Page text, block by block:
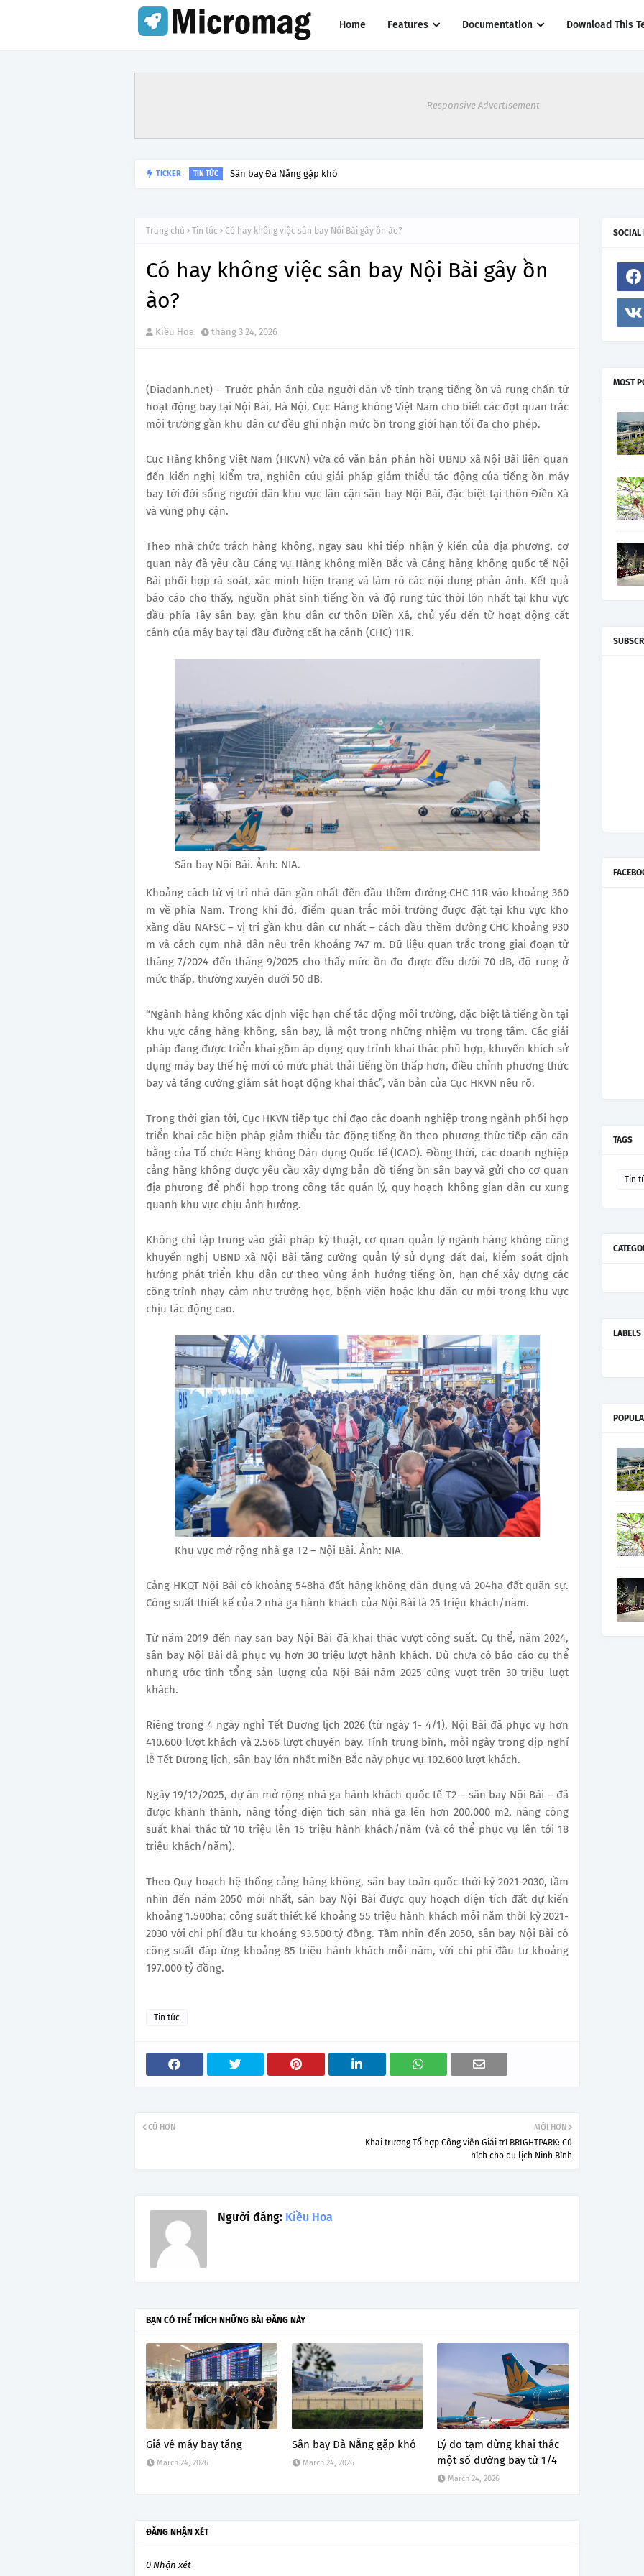
Home Features Documentation Download This
Responsive Advertisement
TICKER
Trang chủ Tin tức Có hay không việc sân bay Nội Bài gây ồn ào?
Có hay không việc sân bay Nội Bài gây ồn
ào?
Kiều Hoa tháng 3 24, 2026
(Diadanh.net) – Trước phản ánh của người dân về tình trạng tiếng ồn và rung chấn từ
hoạt động bay tại Nội Bài, Hà Nội, Cục Hàng không Việt Nam cho biết các đợt quan trắc
môi trường gần khu dân cư đều ghi nhận mức ồn trong giới hạn tối đa cho phép.
Cục Hàng không Việt Nam (HKVN) vừa có văn bản phản hồi UBND xã Nội Bài liên quan
đến kiến nghị kiểm tra, nghiên cứu giải pháp giảm thiểu tác động của tiếng ồn máy
bay tới đời sống người dân khu vực lân cận sân bay Nội Bài, đặc biệt tại thôn Điền Xá
và vùng phụ cận.
Theo nhà chức trách hàng không, ngay sau khi tiếp nhận ý kiến của địa phương, cơ
quan này đã yêu cầu Cảng vụ Hàng không miền Bắc và Cảng hàng không quốc tế Nội
Bài phối hợp rà soát, xác minh hiện trạng và làm rõ các nội dung phản ánh. Kết quả
báo cáo cho thấy, nguồn phát sinh tiếng ồn và độ rung tức thời lớn nhất tại khu vực
đầu phía Tây sân bay, gần khu dân cư thôn Điền Xá, chủ yếu đến từ hoạt động cất
cánh của máy bay tại đầu đường cất hạ cánh (CHC) 11R.
Sân bay Nội Bài. Ảnh: NIA.
Khoảng cách từ vị trí nhà dân gần nhất đến đầu thềm đường CHC 11R vào khoảng 360
m về phía Nam. Trong khi đó, điểm quan trắc môi trường được đặt tại khu vực kho
xăng dầu NAFSC – vị trí gần khu dân cư nhất – cách đầu thềm đường CHC khoảng 930
m và cách cụm nhà dân nêu trên khoảng 747 m. Dữ liệu quan trắc trong giai đoạn từ
tháng 7/2024 đến tháng 9/2025 cho thấy mức ồn đo được đều dưới 70 dB, độ rung ở
mức thấp, thường xuyên dưới 50 dB.
“Ngành hàng không xác định việc hạn chế tác động môi trường, đặc biệt là tiếng ồn tại
khu vực cảng hàng không, sân bay, là một trong những nhiệm vụ trọng tâm. Các giải
pháp đang được triển khai gồm áp dụng quy trình khai thác phù hợp, khuyến khích sử
dụng máy bay thế hệ mới có mức phát thải tiếng ồn thấp hơn, điều chỉnh phương thức
bay và tăng cường giám sát hoạt động khai thác”, văn bản của Cục HKVN nêu rõ.
Trong thời gian tới, Cục HKVN tiếp tục chỉ đạo các doanh nghiệp trong ngành phối hợp
triển khai các biện pháp giảm thiểu tác động tiếng ồn theo phương thức tiếp cận cân
bằng của Tổ chức Hàng không Dân dụng Quốc tế (ICAO). Đồng thời, các doanh nghiệp
cảng hàng không được yêu cầu xây dựng bản đồ tiếng ồn sân bay và gửi cho cơ quan
địa phương để phối hợp trong công tác quản lý, quy hoạch không gian dân cư xung
quanh khu vực chịu ảnh hưởng.
Không chỉ tập trung vào giải pháp kỹ thuật, cơ quan quản lý ngành hàng không cũng
khuyến nghị UBND xã Nội Bài tăng cường quản lý sử dụng đất đai, kiểm soát định
hướng phát triển khu dân cư theo vùng ảnh hưởng tiếng ồn, hạn chế xây dựng các
công trình nhạy cảm như trường học, bệnh viện hoặc khu dân cư mới trong khu vực
chịu tác động cao.
Khu vực mở rộng nhà ga T2 – Nội Bài. Ảnh: NIA.
Cảng HKQT Nội Bài có khoảng 548ha đất hàng không dân dụng và 204ha đất quân sự.
Công suất thiết kế của 2 nhà ga hành khách của Nội Bài là 25 triệu khách/năm.
Từ năm 2019 đến nay san bay Nội Bài đã khai thác vượt công suất. Cụ thể, năm 2024,
sân bay Nội Bài đã phục vụ hơn 30 triệu lượt hành khách. Dù chưa có báo cáo cụ thể
nhưng ước tính tổng sản lượng của Nội Bài năm 2025 cũng vượt trên 30 triệu lượt
khách.
Riêng trong 4 ngày nghỉ Tết Dương lịch 2026 (từ ngày 1- 4/1), Nội Bài đã phục vụ hơn
410.600 lượt khách và 2.566 lượt chuyến bay. Tính trung bình, mỗi ngày trong dịp nghỉ
lễ Tết Dương lịch, sân bay lớn nhất miền Bắc này phục vụ 102.600 lượt khách.
Ngày 19/12/2025, dự án mở rộng nhà ga hành khách quốc tế T2 – sân bay Nội Bài – đã
được khánh thành, nâng tổng diện tích sàn nhà ga lên hơn 200.000 m2, nâng công
suất khai thác từ 10 triệu lên 15 triệu hành khách/năm (và có thể phục vụ lên tới 18
triệu khách/năm).
Theo Quy hoạch hệ thống cảng hàng không, sân bay toàn quốc thời kỳ 2021-2030, tầm
nhìn đến năm 2050 mới nhất, sân bay Nội Bài được quy hoạch diện tích đất dự kiến
khoảng 1.500ha; công suất thiết kế khoảng 55 triệu hành khách mỗi năm thời kỳ 2021-
2030 với chi phí đầu tư khoảng 93.500 tỷ đồng. Tầm nhìn đến 2050, sân bay Nội Bài có
công suất đáp ứng khoảng 85 triệu hành khách mỗi năm, với chi phí đầu tư khoảng
197.000 tỷ đồng.
Tin tức
MỚI HƠN
Khai trương Tổ hợp Công viên Giải trí BRIGHTPARK: Cú
hích cho du lịch Ninh Bình
CŨ HƠN
Người đăng: Kiều Hoa
BẠN CÓ THỂ THÍCH NHỮNG BÀI ĐĂNG NÀY
Giá vé máy bay tăng
March 24, 2026
Sân bay Đà Nẵng gặp khó
March 24, 2026
Lý do tạm dừng khai thác
một số đường bay từ 1/4
March 24, 2026
ĐĂNG NHẬN XÉT
0 Nhận xét
SOCIAL
MOST
TAGS
Tin
LABELS